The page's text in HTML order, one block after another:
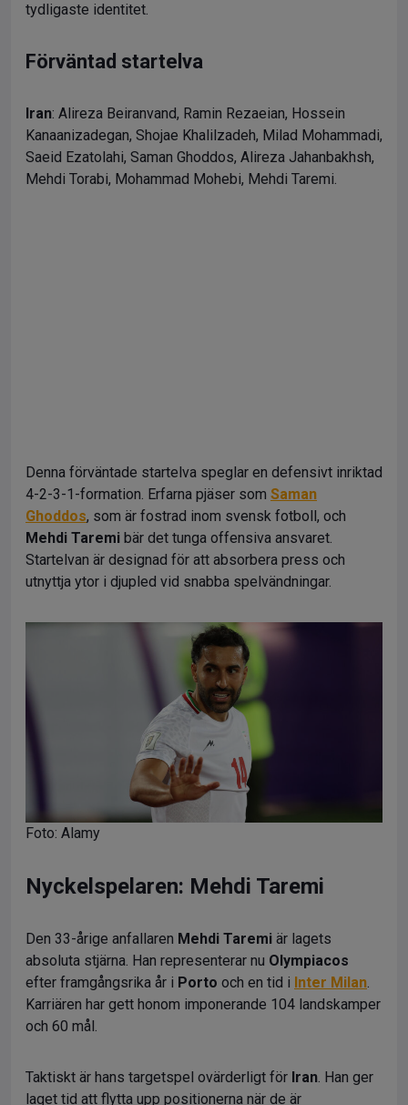
tydligaste identitet.
Förväntad startelva
Iran: Alireza Beiranvand, Ramin Rezaeian, Hossein
Kanaanizadegan, Shojae Khalilzadeh, Milad Mohammadi,
Saeid Ezatolahi, Saman Ghoddos, Alireza Jahanbakhsh,
Mehdi Torabi, Mohammad Mohebi, Mehdi Taremi.
Denna förväntade startelva speglar en defensivt inriktad
4-2-3-1-formation. Erfarna pjäser som Saman
Ghoddos, som är fostrad inom svensk fotboll, och
Mehdi Taremi bär det tunga offensiva ansvaret.
Startelvan är designad för att absorbera press och
utnyttja ytor i djupled vid snabba spelvändningar.
Foto: Alamy
Nyckelspelaren: Mehdi Taremi
Den 33-årige anfallaren Mehdi Taremi är lagets
absoluta stjärna. Han representerar nu Olympiacos
efter framgångsrika år i Porto och en tid i Inter Milan.
Karriären har gett honom imponerande 104 landskamper
och 60 mål.
Taktiskt är hans targetspel ovärderligt för Iran. Han ger
laget tid att flytta upp positionerna när de är